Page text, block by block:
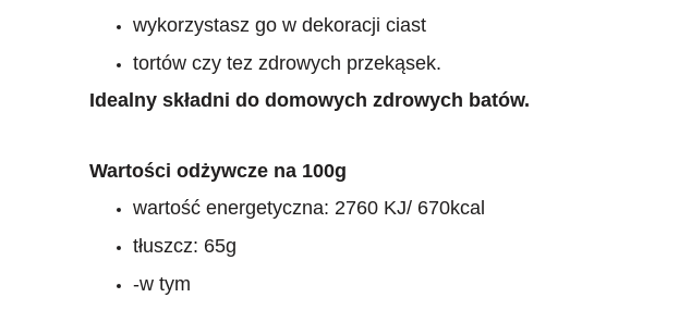
wykorzystasz go w dekoracji ciast
tortów czy tez zdrowych przekąsek.
Idealny składni do domowych zdrowych batów.
Wartości odżywcze na 100g
wartość energetyczna: 2760 KJ/ 670kcal
tłuszcz: 65g
-w tym